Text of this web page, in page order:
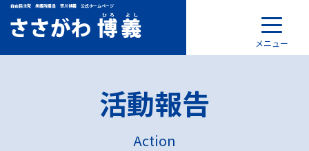
自由民主党 衆議院議員 笹川博義 公式ホームページ
メニュー
活動報告
Action